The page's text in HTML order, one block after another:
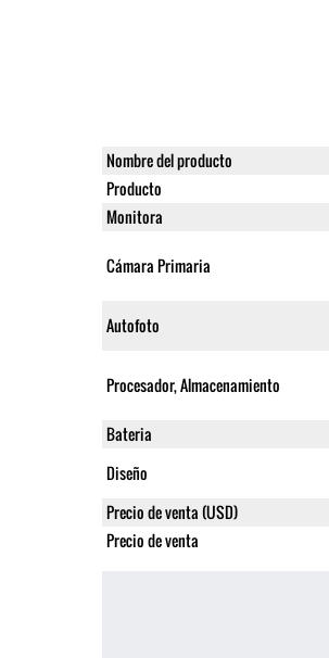
Nombre del producto
Producto
Monitora
Cámara Primaria
Autofoto
Procesador, Almacenamiento
Bateria
Diseño
Precio de venta (USD)
Precio de venta